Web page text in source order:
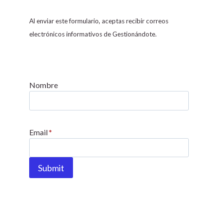
s
t
C
n
a
U
Al enviar este formulario, aceptas recibir correos
electrónicos informativos de Gestionándote.
Nombre
Email*
Submit